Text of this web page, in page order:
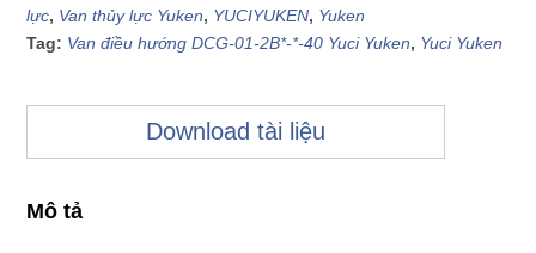
lực, Van thủy lực Yuken, YUCIYUKEN, Yuken
Tag: Van điều hướng DCG-01-2B*-*-40 Yuci Yuken, Yuci Yuken
Download tài liệu
Mô tả